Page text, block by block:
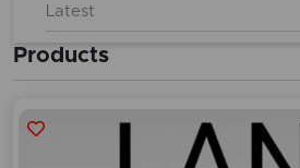
Products